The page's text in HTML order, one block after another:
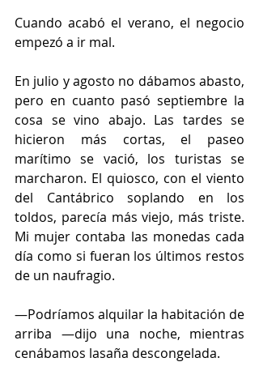
Cuando acabó el verano, el negocio
empezó a ir mal.
En julio y agosto no dábamos abasto,
pero en cuanto pasó septiembre la
cosa se vino abajo. Las tardes se
hicieron más cortas, el paseo
marítimo se vació, los turistas se
marcharon. El quiosco, con el viento
del Cantábrico soplando en los
toldos, parecía más viejo, más triste.
Mi mujer contaba las monedas cada
día como si fueran los últimos restos
de un naufragio.
—Podríamos alquilar la habitación de
arriba —dijo una noche, mientras
cenábamos lasaña descongelada.